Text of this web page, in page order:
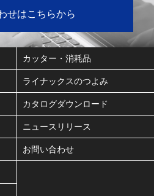
せはこちらから
カッター・消耗品
ライナックスのつよみ
カタログダウンロード
ニュースリリース
お問い合わせ